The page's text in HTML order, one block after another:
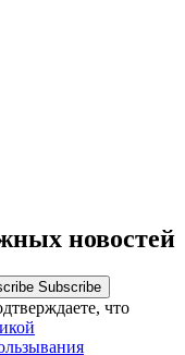
новостей
Subscribe
что